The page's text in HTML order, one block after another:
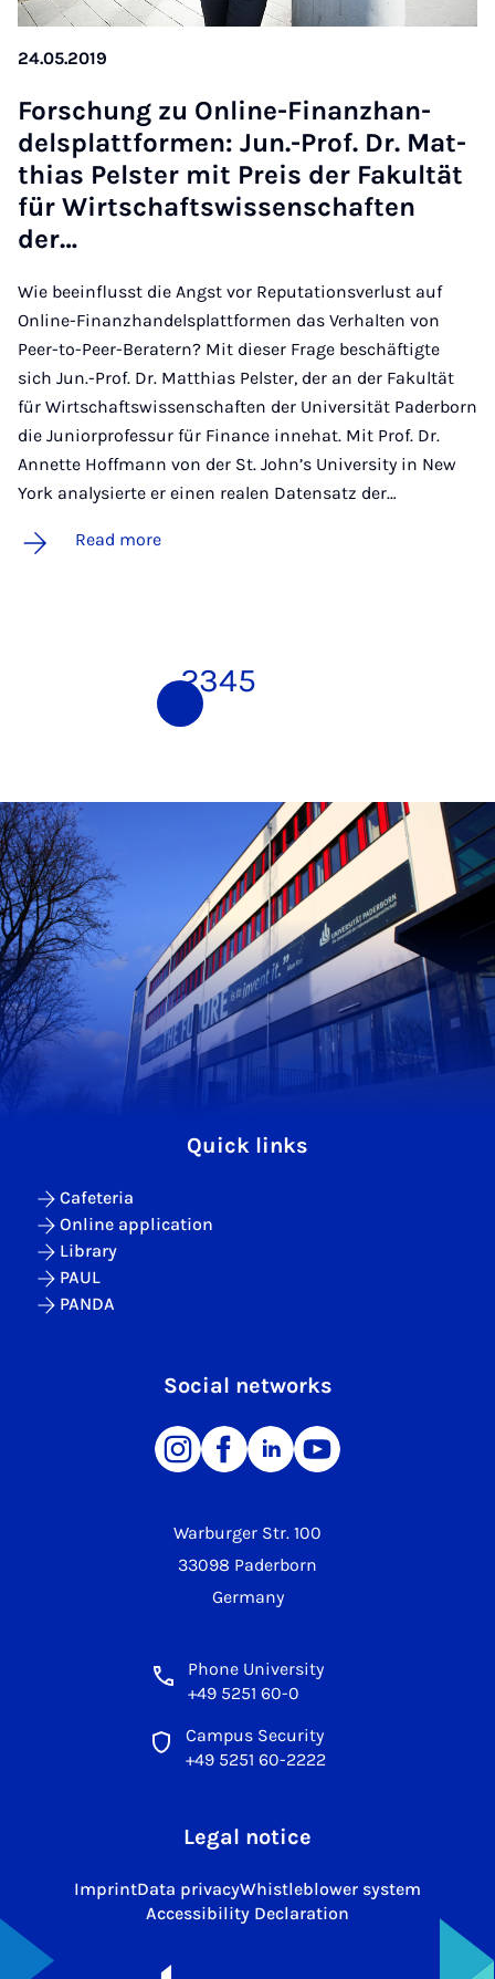
24.05.2019
Forschung zu On­line-Fin­an­zhan­
delsplatt­for­men: Jun.-Prof. Dr. Mat­
thi­as Pel­ster mit Pre­is der Fak­ultät
für Wirtschaft­swis­senschaften
der…
Wie beeinflusst die Angst vor Reputationsverlust auf
Online-Finanzhandelsplattformen das Verhalten von
Peer-to-Peer-Beratern? Mit dieser Frage beschäftigte
sich Jun.-Prof. Dr. Matthias Pelster, der an der Fakultät
für Wirtschaftswissenschaften der Universität Paderborn
die Juniorprofessur für Finance innehat. Mit Prof. Dr.
Annette Hoffmann von der St. John’s University in New
York analysierte er einen realen Datensatz der…
Read more
1 2345
Warburger Str. 100
33098 Paderborn
Germany
Phone University
+49 5251 60-0
Campus Security
+49 5251 60-2222
Quick links
Cafeteria
Online application
Library
PAUL
PANDA
Social networks
Legal notice
ImprintData privacyWhistleblower system
Accessibility Declaration